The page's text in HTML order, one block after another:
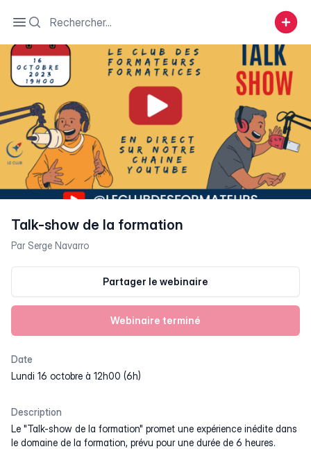
Open sidebar
Search
Talk-show de la formation
Par Serge Navarro
Partager le webinaire
Webinaire terminé
Date
lundi 16 octobre à 12h00 (6h)
Description
Le "Talk-show de la formation" promet une expérience inédite dans
le domaine de la formation, prévu pour une durée de 6 heures.